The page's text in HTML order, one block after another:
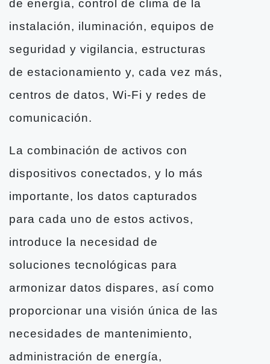
de energía, control de clima de la
instalación, iluminación, equipos de
seguridad y vigilancia, estructuras
de estacionamiento y, cada vez más,
centros de datos, Wi-Fi y redes de
comunicación.
La combinación de activos con
dispositivos conectados, y lo más
importante, los datos capturados
para cada uno de estos activos,
introduce la necesidad de
soluciones tecnológicas para
armonizar datos dispares, así como
proporcionar una visión única de las
necesidades de mantenimiento,
administración de energía,